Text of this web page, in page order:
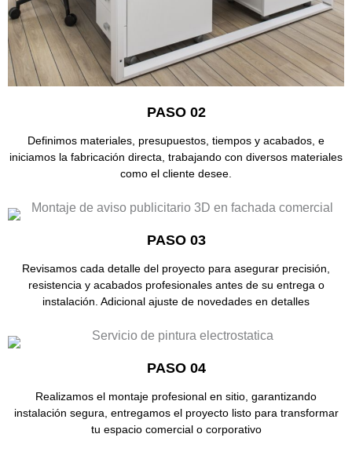
PASO 02
Definimos materiales, presupuestos, tiempos y acabados, e
iniciamos la fabricación directa, trabajando con diversos materiales
como el cliente desee.
PASO 03
Revisamos cada detalle del proyecto para asegurar precisión,
resistencia y acabados profesionales antes de su entrega o
instalación. Adicional ajuste de novedades en detalles
PASO 04
Realizamos el montaje profesional en sitio, garantizando
instalación segura, entregamos el proyecto listo para transformar
tu espacio comercial o corporativo